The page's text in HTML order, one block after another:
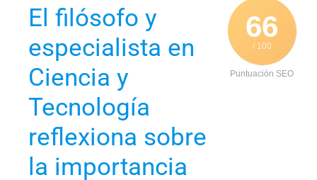
66
/ 100
Puntuación SEO
El filósofo y
especialista en
Ciencia y
Tecnología
reflexiona sobre
la importancia